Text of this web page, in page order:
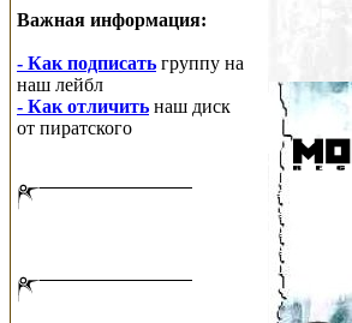
Важная информация:
- Как подписать группу на
наш лейбл
- Как отличить наш диск
от пиратского